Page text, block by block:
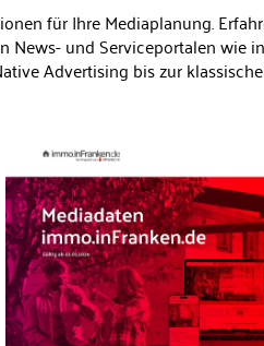
für Ihre Mediaplanung.
und Serviceportalen wie
Advertising bis zur